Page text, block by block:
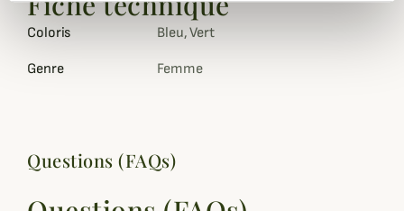
Coloris Bleu, Vert
Genre Femme
Questions (FAQs)